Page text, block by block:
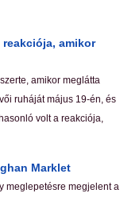
amikor
amikor meglátta
ruháját május 19-én, és
volt a reakciója,
Marklet
meglepetésre megjelent a